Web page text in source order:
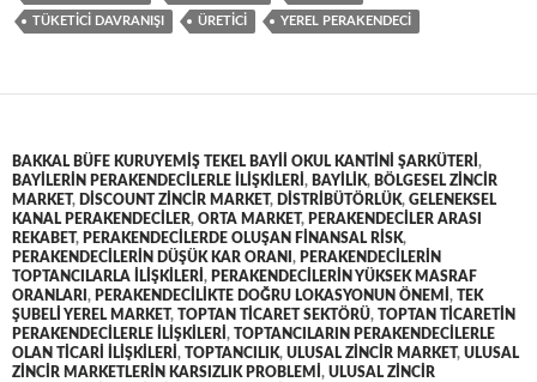
TÜKETICI DAVRANIŞI ÜRETICI YEREL PERAKENDECI
BAKKAL BÜFE KURUYEMIŞ TEKEL BAYII OKUL KANTINI ŞARKÜTERI ,
BAYILERIN PERAKENDECILERLE ILIŞKILERI , BAYILIK, BÖLGESEL ZINCIR
MARKET, DISCOUNT ZINCIR MARKET, DISTRIBÜTÖRLÜK, GELENEKSEL
KANAL PERAKENDECILER, ORTA MARKET, PERAKENDECILER ARASI
REKABET, PERAKENDECILERDE OLUŞAN FINANSAL RISK,
PERAKENDECILERIN DÜŞÜK KAR ORANI , PERAKENDECILERIN
TOPTANCILARLA ILIŞKILERI , PERAKENDECILERIN YÜKSEK MASRAF
ORANLARI , PERAKENDECILIKTE DOĞRU LOKASYONUN ÖNEMI , TEK
ŞUBELI YEREL MARKET, TOPTAN TICARET SEKTÖRÜ, TOPTAN TICARETIN
PERAKENDECILERLE ILIŞKILERI , TOPTANCILARIN PERAKENDECILERLE
OLAN TICARI ILIŞKILERI , TOPTANCILIK, ULUSAL ZINCIR MARKET, ULUSAL
ZINCIR MARKETLERIN KARSIZLIK PROBLEMI , ULUSAL ZINCIR